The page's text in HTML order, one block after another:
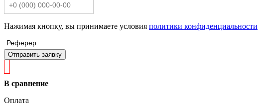
Нажимая кнопку, вы принимаете условия политики конфиденциальности
Реферер
Отправить заявку
В сравнение
Оплата